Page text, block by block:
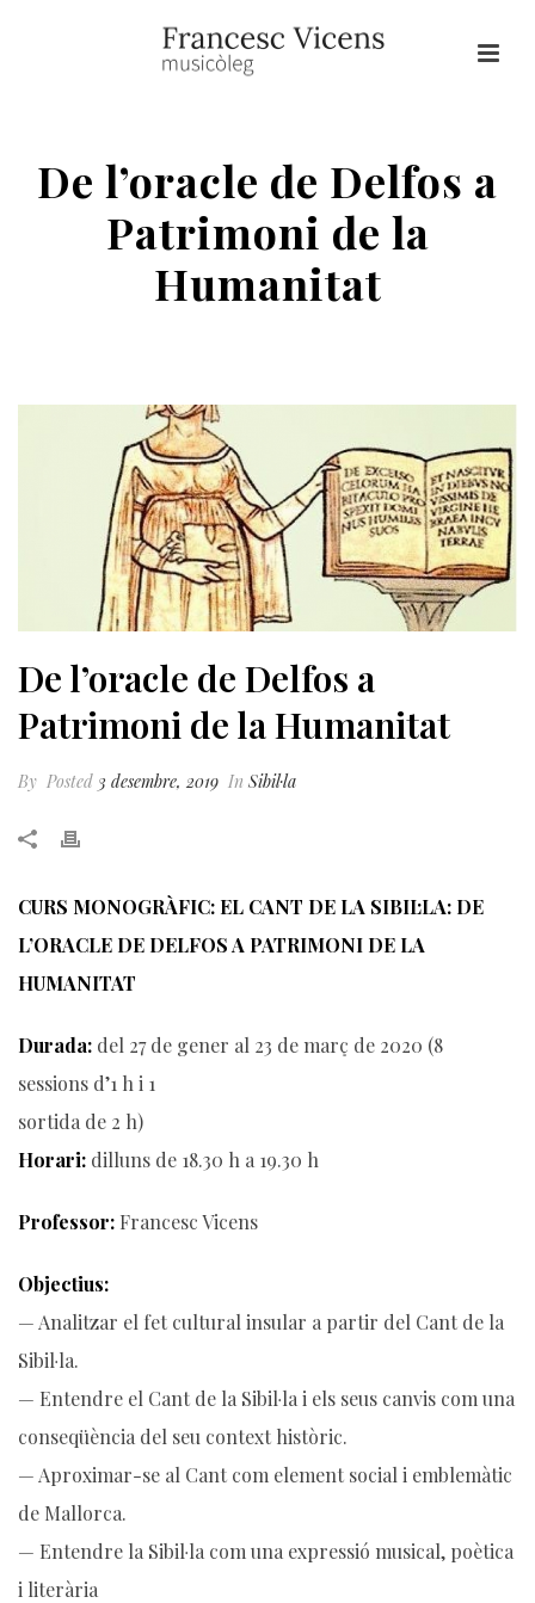
De l’oracle de Delfos a
Patrimoni de la
Humanitat
De l’oracle de Delfos a
Patrimoni de la Humanitat
By Posted 3 desembre, 2019 In Sibil·la
CURS MONOGRÀFIC: EL CANT DE LA SIBIL·LA: DE
L’ORACLE DE DELFOS A PATRIMONI DE LA
HUMANITAT
Durada: del 27 de gener al 23 de març de 2020 (8
sessions d’1 h i 1
sortida de 2 h)
Horari: dilluns de 18.30 h a 19.30 h
Professor: Francesc Vicens
Objectius:
— Analitzar el fet cultural insular a partir del Cant de la
Sibil·la.
— Entendre el Cant de la Sibil·la i els seus canvis com una
conseqüència del seu context històric.
— Aproximar-se al Cant com element social i emblemàtic
de Mallorca.
— Entendre la Sibil·la com una expressió musical, poètica
i literària